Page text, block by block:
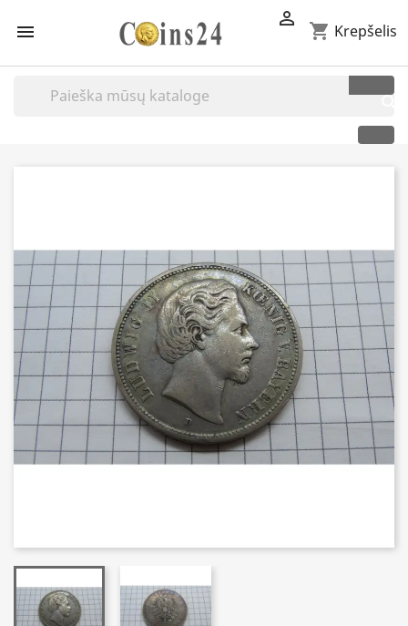
 shopping_cart Krepšelis
